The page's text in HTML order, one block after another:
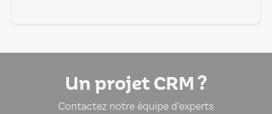
Un projet CRM ?
Contactez notre équipe d’experts